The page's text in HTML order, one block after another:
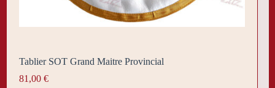
Tablier SOT Grand Maitre Provincial
81,00 €